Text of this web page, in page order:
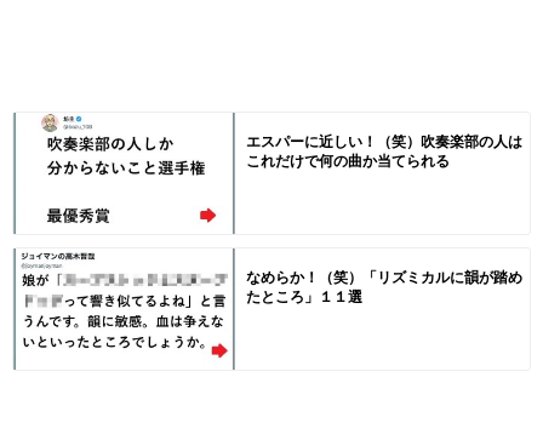
エスパーに近しい！（笑）吹奏楽部の人は
これだけで何の曲か当てられる
なめらか！（笑）「リズミカルに韻が踏め
たところ」１１選